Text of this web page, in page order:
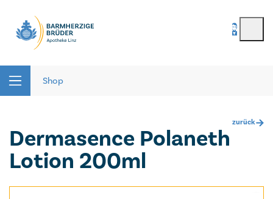
Passwort vergessen
registrieren
Shop
zurück
Dermasence Polaneth
Lotion 200ml